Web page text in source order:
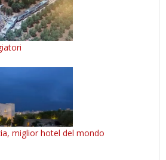
miglior hotel del mondo